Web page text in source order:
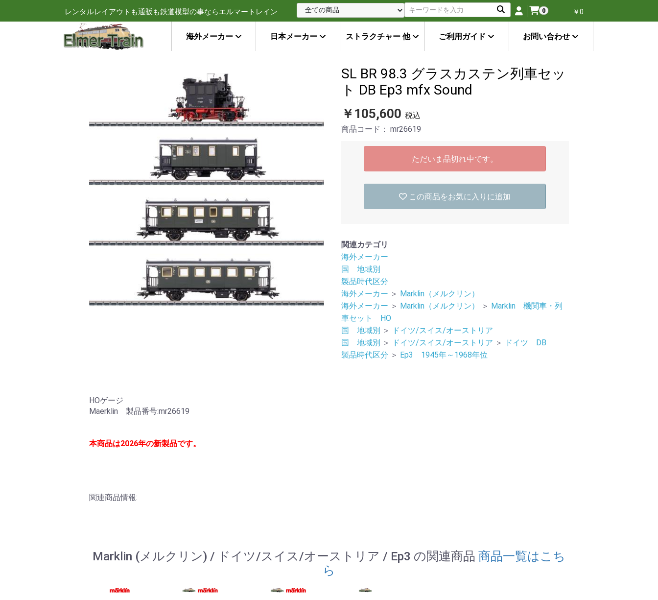
レンタルレイアウトも通販も鉄道模型の事ならエルマートレイン 0 ￥0
海外メーカー 日本メーカー ストラクチャー 他 ご利用ガイド お問い合わせ
SL BR 98.3 グラスカステン列車セッ
ト DB Ep3 mfx Sound
￥105,600 税込
商品コード： mr26619
ただいま品切れ中です。
この商品をお気に入りに追加
関連カテゴリ
海外メーカー
国 地域別
製品時代区分
海外メーカー ＞ Marklin（メルクリン）
海外メーカー ＞ Marklin（メルクリン） ＞ Marklin 機関車・列
車セット HO
国 地域別 ＞
ドイツ/スイス/オーストリア
国 地域別 ＞ ドイツ/スイス/オーストリア ＞
ドイツ DB
製品時代区分 ＞ Ep3 1945年～1968年位
HOゲージ
Maerklin 製品番号:mr26619
本商品は2026年の新製品です。
関連商品情報:
Marklin (メルクリン) / ドイツ/スイス/オーストリア / Ep3 の関連商品 商品一覧はこち
ら